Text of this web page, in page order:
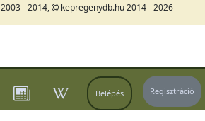
Belépés Regisztráció
- 2014, kepregenydb.hu 2014 - 2026